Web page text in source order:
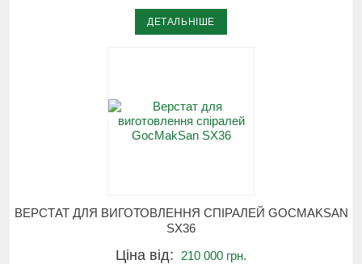
ДЕТАЛЬНІШЕ
ВЕРСТАТ ДЛЯ ВИГОТОВЛЕННЯ СПІРАЛЕЙ GOCMAKSAN
SX36
Ціна від: 210 000 грн.